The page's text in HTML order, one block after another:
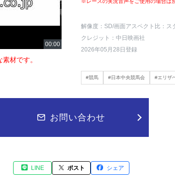
材です。
解像度：SD/画面アスペクト比：ス
クレジット：中日映画社
2026年05月28日登録
#競馬 #日本中央競馬会 #エリザ
お問い合わせ
LINE ポスト シェア